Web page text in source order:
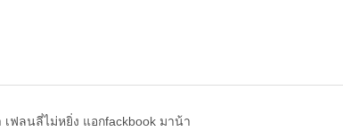
ฟลนลี่ไม่หยิ่ง แอกfackbook มาน้า